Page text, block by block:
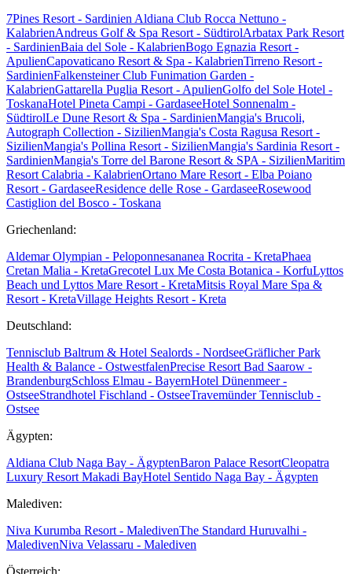
7Pines Resort - Sardinien Aldiana Club Rocca Nettuno -
KalabrienAndreus Golf & Spa Resort - SüdtirolArbatax Park Resort
- SardinienBaia del Sole - KalabrienBogo Egnazia Resort -
ApulienCapovaticano Resort & Spa - KalabrienTirreno Resort -
SardinienFalkensteiner Club Funimation Garden -
KalabrienGattarella Puglia Resort - ApulienGolfo del Sole Hotel -
ToskanaHotel Pineta Campi - GardaseeHotel Sonnenalm -
SüdtirolLe Dune Resort & Spa - SardinienMangia's Brucoli,
Autograph Collection - SizilienMangia's Costa Ragusa Resort -
SizilienMangia's Pollina Resort - SizilienMangia's Sardinia Resort -
SardinienMangia's Torre del Barone Resort & SPA - SizilienMaritim
Resort Calabria - KalabrienOrtano Mare Resort - Elba Poiano
Resort - GardaseeResidence delle Rose - GardaseeRosewood
Castiglion del Bosco - Toskana
Griechenland:
Aldemar Olympian - Peloponnesananea Rocrita - KretaPhaea
Cretan Malia - KretaGrecotel Lux Me Costa Botanica - KorfuLyttos
Beach und Lyttos Mare Resort - KretaMitsis Royal Mare Spa &
Resort - KretaVillage Heights Resort - Kreta
Deutschland:
Tennisclub Baltrum & Hotel Sealords - NordseeGräflicher Park
Health & Balance - OstwestfalenPrecise Resort Bad Saarow -
BrandenburgSchloss Elmau - BayernHotel Dünenmeer -
OstseeStrandhotel Fischland - OstseeTravemünder Tennisclub -
Ostsee
Ägypten:
Aldiana Club Naga Bay - ÄgyptenBaron Palace ResortCleopatra
Luxury Resort Makadi BayHotel Sentido Naga Bay - Ägypten
Malediven:
Niva Kurumba Resort - MaledivenThe Standard Huruvalhi -
MaledivenNiva Velassaru - Malediven